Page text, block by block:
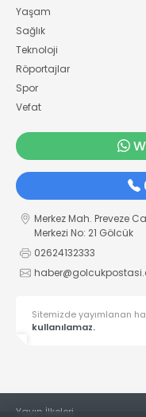
Yaşam
Sağlık
Teknoloji
Röportajlar
Spor
Vefat
Merkez Mah. Preveze
Merkezi No: 21 Gölcük
02624132333
Sitemizde yayımlanan
kullanılamaz.
Yayın İlkeleri